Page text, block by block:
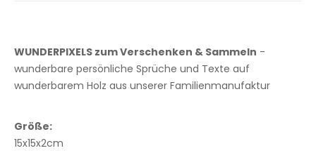
WUNDERPIXELS zum Verschenken & Sammeln -
wunderbare persönliche Sprüche und Texte auf
wunderbarem Holz aus unserer Familienmanufaktur
Größe:
15x15x2cm